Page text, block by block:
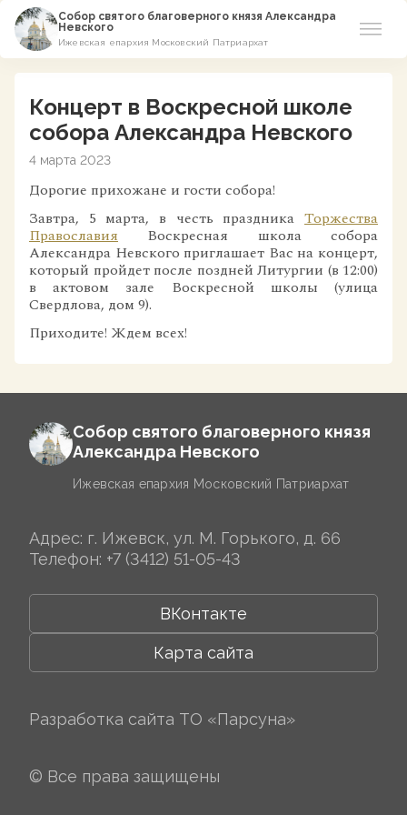
Собор святого благоверного князя Александра
Невского
Ижевская епархия Московский Патриархат
О соборе
Азы Православия
Расписание
Виртуальный музей
Пожертвование
Контакты
Концерт в Воскресной школе
собора Александра Невского
4 марта 2023
Дорогие прихожане и гости собора!
Завтра, 5 марта, в честь праздника Торжества
Православия Воскресная школа собора
Александра Невского приглашает Вас на концерт,
который пройдет после поздней Литургии (в 12:00)
в актовом зале Воскресной школы (улица
Свердлова, дом 9).
Приходите! Ждем всех!
Собор святого благоверного князя
Александра Невского
Ижевская епархия Московский Патриархат
Адрес: г. Ижевск, ул. М. Горького, д. 66
Телефон: +7 (3412) 51-05-43
ВКонтакте
Карта сайта
Разработка сайта ТО «Парсуна»
© Все права защищены